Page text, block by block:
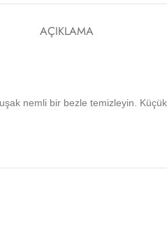
AÇIKLAMA
nemli bir bezle temizleyin.